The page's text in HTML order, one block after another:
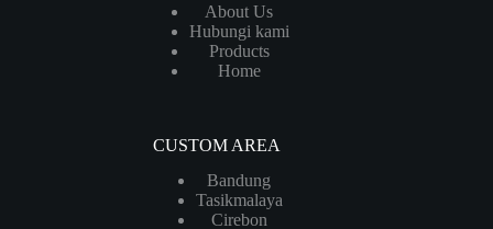
About Us
Hubungi kami
Products
Home
CUSTOM AREA
Bandung
Tasikmalaya
Cirebon